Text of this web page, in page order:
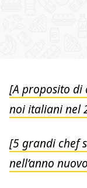
[A proposito di
noi italiani nel
[5 grandi chef
nell’anno